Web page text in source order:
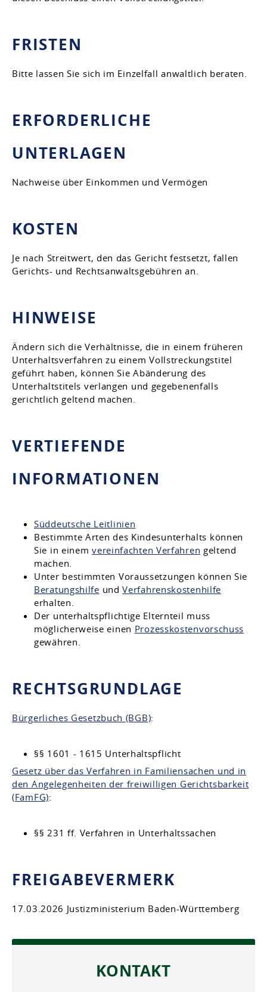
FRISTEN
Bitte lassen Sie sich im Einzelfall anwaltlich beraten.
ERFORDERLICHE
UNTERLAGEN
Nachweise über Einkommen und Vermögen
KOSTEN
Je nach Streitwert, den das Gericht festsetzt, fallen
Gerichts- und Rechtsanwaltsgebühren an.
HINWEISE
Ändern sich die Verhältnisse, die in einem früheren
Unterhaltsverfahren zu einem Vollstreckungstitel
geführt haben, können Sie Abänderung des
Unterhaltstitels verlangen und gegebenenfalls
gerichtlich geltend machen.
VERTIEFENDE
INFORMATIONEN
Süddeutsche Leitlinien
Bestimmte Arten des Kindesunterhalts können
Sie in einemvereinfachten Verfahren geltend
machen.
Unter bestimmten Voraussetzungen können Sie
Beratungshilfe undVerfahrenskostenhilfe
erhalten.
Der unterhaltspflichtige Elternteil muss
möglicherweise einen Prozesskostenvorschuss
gewähren.
RECHTSGRUNDLAGE
Bürgerliches Gesetzbuch (BGB):
§§ 1601 - 1615 Unterhaltspflicht
Gesetz über das Verfahren in Familiensachen und in
den Angelegenheiten der freiwilligen Gerichtsbarkeit
(FamFG):
§§ 231 ff. Verfahren in Unterhaltssachen
FREIGABEVERMERK
17.03.2026 Justizministerium Baden-Württemberg
KONTAKT